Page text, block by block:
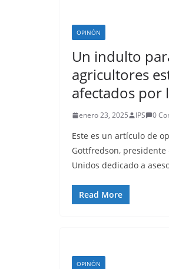
OPINÓN
Un indulto
agricultores
afectados por
enero 23, 2025 IPS 0
Este es un artículo de
Gottfredson,
Unidos dedicado a
Read More
OPINÓN